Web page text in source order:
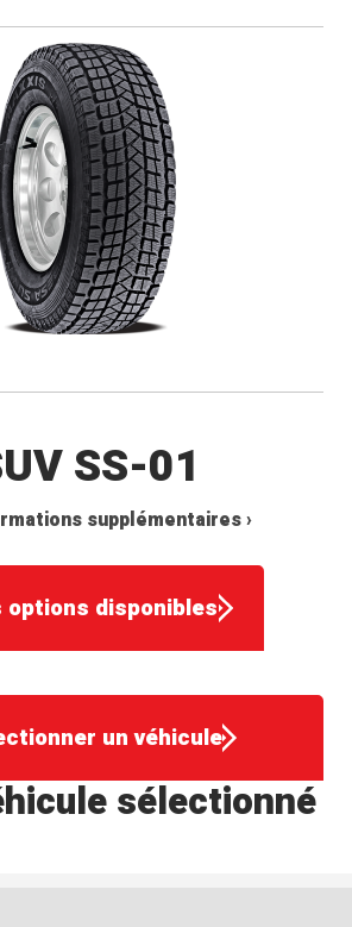
SS-01
supplémentaires ›
disponibles
un véhicule
sélectionné